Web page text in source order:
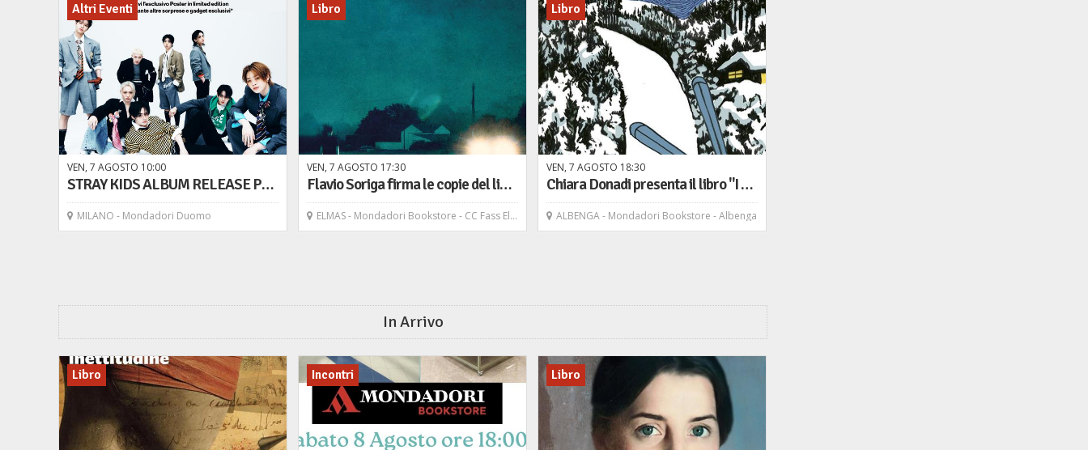
Altri Eventi
VEN, 7 AGOSTO 10 00
STRAY KIDS ALBUM RELEASE POP-UP EVENT A MILANO! Vieni a scoprire il nuovo album THIS&THAT!
MILANO - Mondadori Duomo
Libro
VEN,7 AGOSTO 17 30
Flavio Soriga firma le copie del libro "Omicidio a Villapedrosa" - Bompiani
ELMAS - Mondadori Bookstore - CC Fass Elmas
Libro
VEN,7 AGOSTO 1830
Chiara Donadi presenta il libro "I luoghi a cui appartieni" - Marsilio
ALBENGA - Mondadori Bookstore - Albenga
In Arrivo
Libro Incontri Libro